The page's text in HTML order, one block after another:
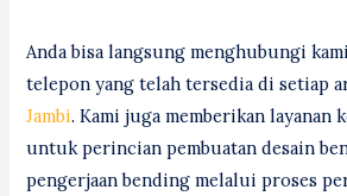
Anda bisa langsung menghubungi
telepon yang telah tersedia di setiap
Jambi. Kami juga memberikan layanan
untuk perincian pembuatan desain
pengerjaan bending melalui proses